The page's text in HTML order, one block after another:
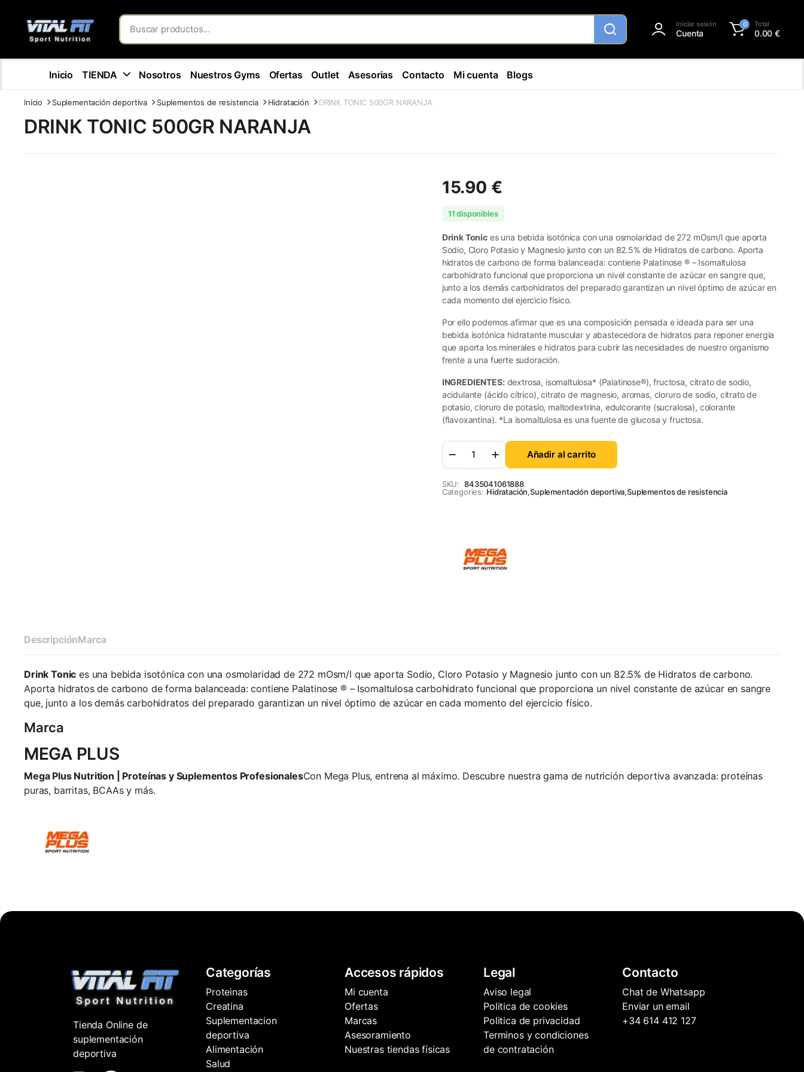
Iniciar sesión
Cuenta
0 Total
0.00€
Inicio TIENDA Nosotros Nuestros Gyms Ofertas Outlet Asesorias Contacto Mi cuenta Blogs
Inicio Suplementación deportiva Suplementos de resistencia Hidratación DRINK TONIC 500GR NARANJA
DRINK TONIC 500GR NARANJA
15.90 €
11 disponibles
Drink Tonic es una bebida isotónica con una osmolaridad de 272 mOsm/l que aporta
Sodio, Cloro Potasio y Magnesio junto con un 82.5% de Hidratos de carbono. Aporta
hidratos de carbono de forma balanceada: contiene Palatinose ® – Isomaltulosa
carbohidrato funcional que proporciona un nivel constante de azúcar en sangre que,
junto a los demás carbohidratos del preparado garantizan un nivel óptimo de azúcar en
cada momento del ejercicio físico.
Por ello podemos afirmar que es una composición pensada e ideada para ser una
bebida isotónica hidratante muscular y abastecedora de hidratos para reponer energia
que aporta los minerales e hidratos para cubrir las necesidades de nuestro organismo
frente a una fuerte sudoración.
INGREDIENTES:dextrosa, isomaltulosa* (Palatinose®), fructosa, citrato de sodio,
acidulante (ácido cítrico), citrato de magnesio, aromas, cloruro de sodio, citrato de
potasio, cloruro de potasio, maltodextrina, edulcorante (sucralosa), colorante
(flavoxantina). *La isomaltulosa es una fuente de glucosa y fructosa.
Añadir al carrito
SKU: 8435041061888
Categories: Hidratación,Suplementación deportiva,Suplementos de resistencia
DescripciónMarca
Drink Tonic es una bebida isotónica con una osmolaridad de 272 mOsm/l que aporta Sodio, Cloro Potasio y Magnesio junto con un 82.5% de Hidratos de carbono.
Aporta hidratos de carbono de forma balanceada: contiene Palatinose ® – Isomaltulosa carbohidrato funcional que proporciona un nivel constante de azúcar en sangre
que, junto a los demás carbohidratos del preparado garantizan un nivel óptimo de azúcar en cada momento del ejercicio físico.
Marca
MEGA PLUS
Mega Plus Nutrition | Proteínas y Suplementos ProfesionalesCon Mega Plus, entrena al máximo. Descubre nuestra gama de nutrición deportiva avanzada: proteínas
puras, barritas, BCAAs y más.
Tienda Online de
suplementación
deportiva
Categorías
Proteinas
Creatina
Suplementacion
deportiva
Alimentación
Salud
Accesos rápidos
Mi cuenta
Ofertas
Marcas
Asesoramiento
Nuestras tiendas físicas
Legal
Aviso legal
Politica de cookies
Politica de privacidad
Terminos y condiciones
de contratación
Contacto
Chat de Whatsapp
Enviar un email
+34 614 412 127